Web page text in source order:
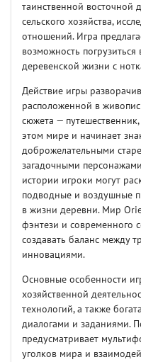
таинственной восточной
сельского хозяйства,
отношений. Игра
возможность
деревенской жизни с
Действие игры
расположенной в
сюжета —
этом мире и начинает
доброжелательными
загадочными
истории игроки могут
подводные и воздушные
в жизни деревни. Мир
фэнтези и современного
создавать баланс между
инновациями.
Основные особенности
хозяйственной
технологий, а также
диалогами и заданиями.
предусматривает
уголков мира и